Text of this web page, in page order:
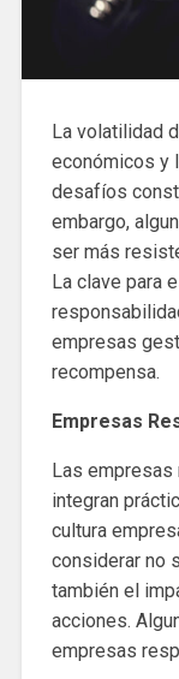
La volatilidad
económicos y
desafíos
embargo,
ser más
La clave para
empresas
recompensa.
Empresas
Las
integran
cultura
considerar no
también el
acciones.
empresas